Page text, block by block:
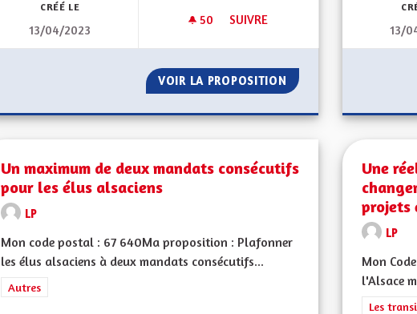
CRÉÉ LE
13/04/2023
50 50 ABONNÉS
SUIVRE
LE HANDICAP C’EST L’AFFAIRE DE
VOIR LA PROPOSITION LE HANDICAP C’EST
13/
Un maximum de deux mandats consécutifs
pour les élus alsaciens
LP
Mon code postal : 67 640Ma proposition : Plafonner
les élus alsaciens à deux mandats consécutifs...
Filtrer les résultats de la catégorie : Autres
Autres
Une
projets
LP
Mon
l'Alsace
Filtrer
Les